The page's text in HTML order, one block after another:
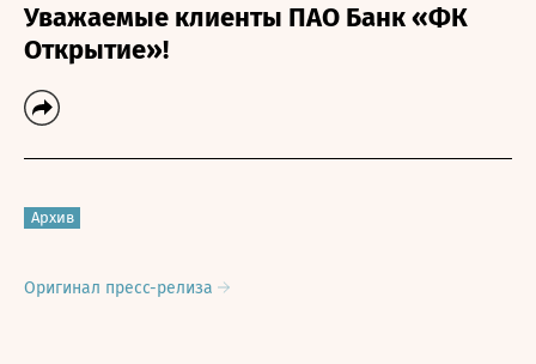
Уважаемые клиенты ПАО Банк «ФК
Открытие»!
Архив
Оригинал пресс-релиза